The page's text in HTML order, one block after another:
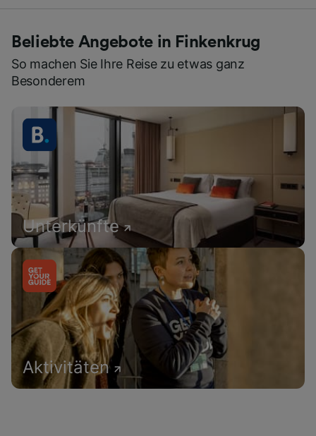
Beliebte Angebote in Finkenkrug
So machen Sie Ihre Reise zu etwas ganz
Besonderem
Unterkünfte
Aktivitäten